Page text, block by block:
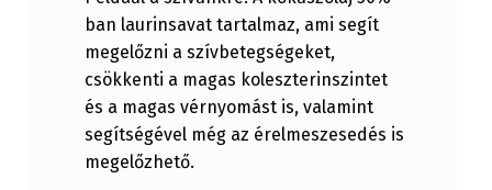
ban laurinsavat tartalmaz, ami segít
megelőzni a szívbetegségeket,
csökkenti a magas koleszterinszintet
és a magas vérnyomást is, valamint
segítségével még az érelmeszesedés is
megelőzhető.